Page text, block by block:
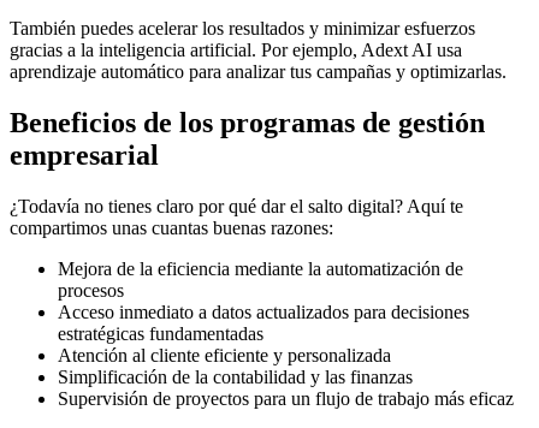
También puedes acelerar los resultados y minimizar esfuerzos
gracias a la inteligencia artificial. Por ejemplo, Adext AI usa
aprendizaje automático para analizar tus campañas y optimizarlas.
Beneficios de los programas de gestión
empresarial
¿Todavía no tienes claro por qué dar el salto digital? Aquí te
compartimos unas cuantas buenas razones:
Mejora de la eficiencia mediante la automatización de
procesos
Acceso inmediato a datos actualizados para decisiones
estratégicas fundamentadas
Atención al cliente eficiente y personalizada
Simplificación de la contabilidad y las finanzas
Supervisión de proyectos para un flujo de trabajo más eficaz